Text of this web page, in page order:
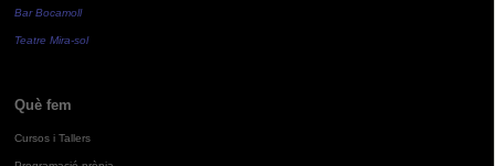
Bar Bocamoll
Teatre Mira-sol
Què fem
Cursos i Tallers